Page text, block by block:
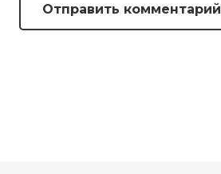
Отправить комментарий